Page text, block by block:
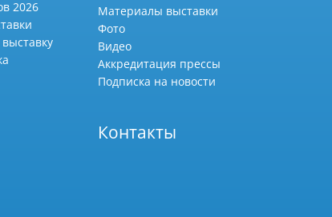
2026
Материалы выставки
Фото
Видео
Аккредитация прессы
Подписка на новости
Контакты